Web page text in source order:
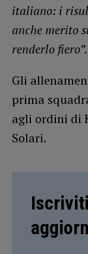
italiano: i
anche merito
renderlo fiero”.
Gli
prima
agli ordini di
Solari.